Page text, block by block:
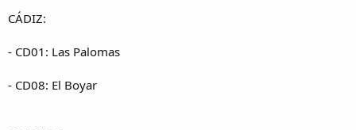
CÁDIZ:
- CD01: Las Palomas
- CD08: El Boyar